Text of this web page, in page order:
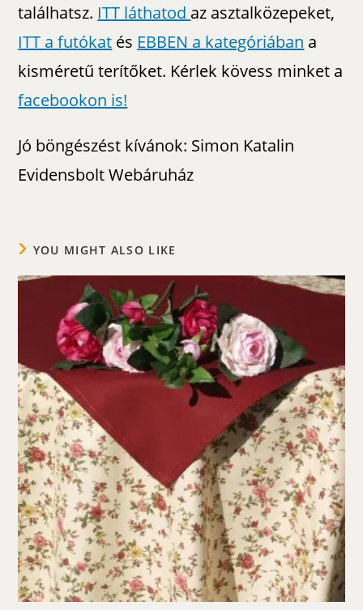
találhatsz. ITT láthatod az asztalközepeket,
ITT a futókat és EBBEN a kategóriában a
kisméretű terítőket. Kérlek kövess minket a
facebookon is!
Jó böngészést kívánok: Simon Katalin
Evidensbolt Webáruház
YOU MIGHT ALSO LIKE